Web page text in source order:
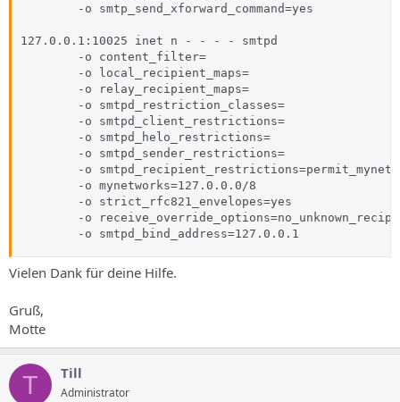
        -o smtp_send_xforward_command=yes
127.0.0.1:10025 inet n - - - - smtpd
        -o content_filter=
        -o local_recipient_maps=
        -o relay_recipient_maps=
        -o smtpd_restriction_classes=
        -o smtpd_client_restrictions=
        -o smtpd_helo_restrictions=
        -o smtpd_sender_restrictions=
-o
        -o mynetworks=127.0.0.0/8
        -o strict_rfc821_envelopes=yes
-o
        -o smtpd_bind_address=127.0.0.1
Vielen Dank für deine Hilfe.
Gruß,
Motte
T Till
Administrator